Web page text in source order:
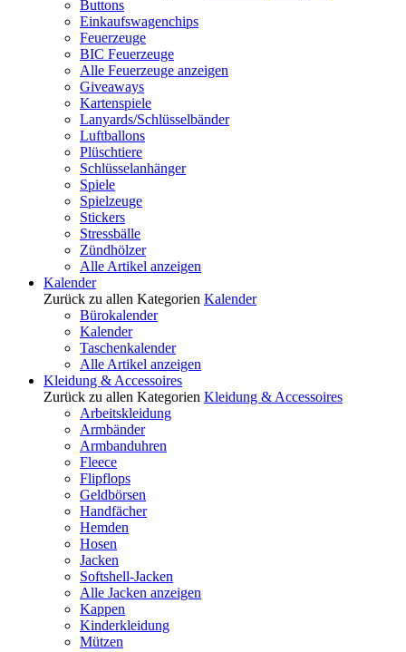
Buttons
Einkaufswagenchips
Feuerzeuge
BIC Feuerzeuge
Alle Feuerzeuge anzeigen
Giveaways
Kartenspiele
Lanyards/Schlüsselbänder
Luftballons
Plüschtiere
Schlüsselanhänger
Spiele
Spielzeuge
Stickers
Stressbälle
Zündhölzer
Alle Artikel anzeigen
Kalender
Zurück zu allen Kategorien Kalender
Bürokalender
Kalender
Taschenkalender
Alle Artikel anzeigen
Kleidung & Accessoires
Zurück zu allen Kategorien Kleidung & Accessoires
Arbeitskleidung
Armbänder
Armbanduhren
Fleece
Flipflops
Geldbörsen
Handfächer
Hemden
Hosen
Jacken
Softshell-Jacken
Alle Jacken anzeigen
Kappen
Kinderkleidung
Mützen